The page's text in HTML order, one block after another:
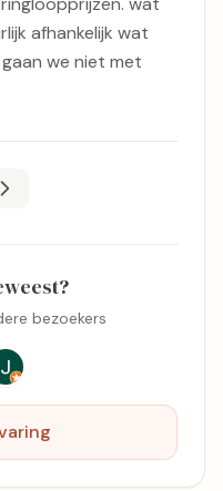
afhankelijk wat
we niet met
bezoekers